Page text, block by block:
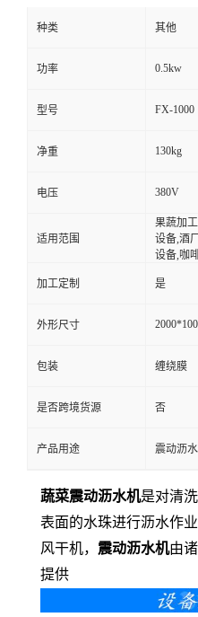
种类 其他
功率 0.5kw
型号 FX-1000
净重 130kg
电压 380V
适用范围
果蔬加
设备,酒
设备,咖
加工定制 是
外形尺寸
包装 缠绕膜
是否跨境货源 否
产品用途 震动沥
蔬菜震动沥水机是对清
表面的水珠进行沥水作
风干机， 震动沥水机由
提供